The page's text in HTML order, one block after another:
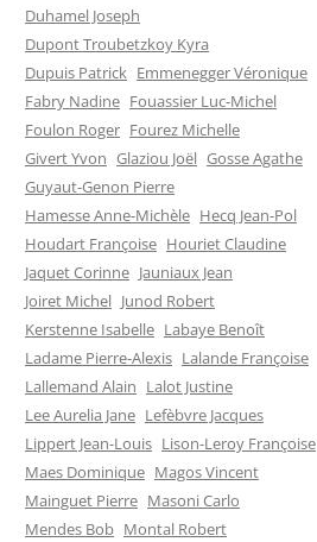
Duhamel Joseph
Dupont Troubetzkoy Kyra
Dupuis Patrick Emmenegger Véronique
Fabry Nadine Fouassier Luc-Michel
Foulon Roger Fourez Michelle
Givert Yvon Glaziou Joël Gosse Agathe
Guyaut-Genon Pierre
Hamesse Anne-Michèle Hecq Jean-Pol
Houdart Françoise Houriet Claudine
Jaquet Corinne Jauniaux Jean
Joiret Michel Junod Robert
Kerstenne Isabelle Labaye Benoît
Ladame Pierre-Alexis Lalande Françoise
Lallemand Alain Lalot Justine
Lee Aurelia Jane Lefèbvre Jacques
Lippert Jean-Louis Lison-Leroy Françoise
Maes Dominique Magos Vincent
Mainguet Pierre Masoni Carlo
Mendes Bob Montal Robert